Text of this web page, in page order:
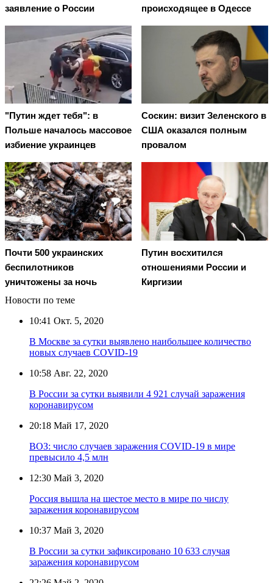
заявление о России
происходящее в Одессе
"Путин ждет тебя": в
Польше началось массовое
избиение украинцев
Соскин: визит Зеленского в
США оказался полным
провалом
Почти 500 украинских
беспилотников
уничтожены за ночь
Путин восхитился
отношениями России и
Киргизии
Новости по теме
10:41 Окт. 5, 2020
В Москве за сутки выявлено наибольшее количество
новых случаев COVID-19
10:58 Авг. 22, 2020
В России за сутки выявили 4 921 случай заражения
коронавирусом
20:18 Май 17, 2020
ВОЗ: число случаев заражения COVID-19 в мире
превысило 4,5 млн
12:30 Май 3, 2020
Россия вышла на шестое место в мире по числу
заражения коронавирусом
10:37 Май 3, 2020
В России за сутки зафиксировано 10 633 случая
заражения коронавирусом